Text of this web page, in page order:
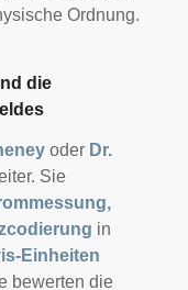
Ordnung.
die
oder Dr.
Sie
in
Einheiten
bewerten die